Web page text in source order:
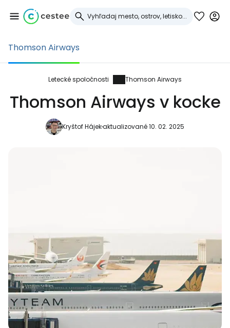
Thomson Airways
Letecké spoločnosti Thomson Airways
Thomson Airways v kocke
Kryštof Hájekaktualizované 10. 02. 2025
Prihláste sa do
služby Cestee
... celosvetovej komunity cestovateľov